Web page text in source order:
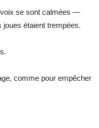
se sont calmées —
joues étaient trempées.
comme pour empêcher